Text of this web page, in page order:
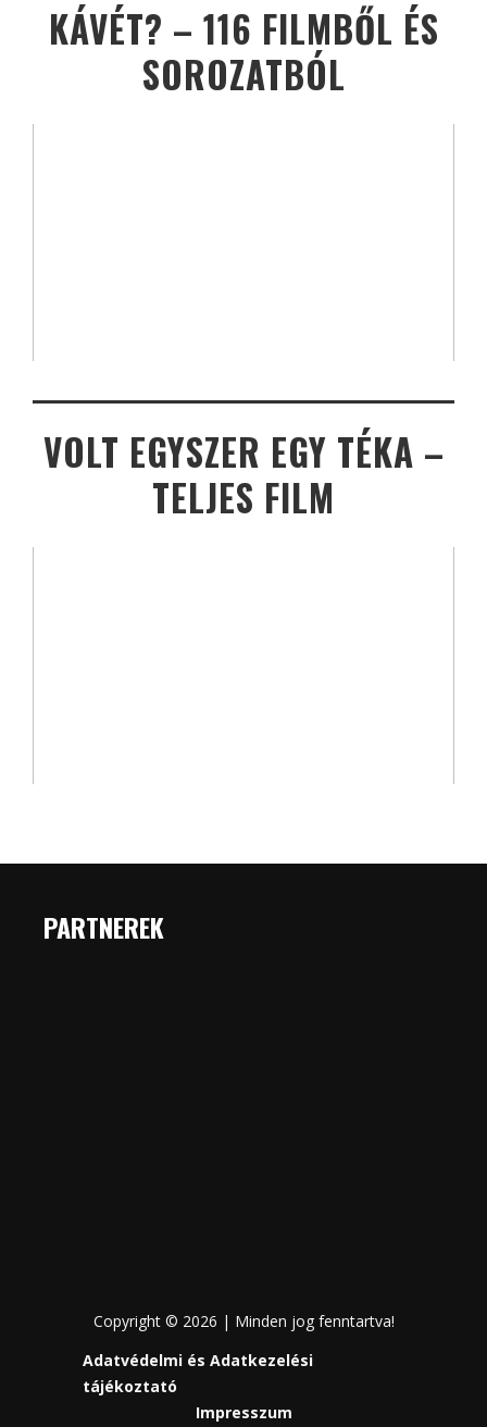
KÁVÉT? – 116 FILMBŐL ÉS
SOROZATBÓL
VOLT EGYSZER EGY TÉKA –
TELJES FILM
PARTNEREK
Copyright © 2026 | Minden jog fenntartva!
Adatvédelmi és Adatkezelési
tájékoztató
Impresszum